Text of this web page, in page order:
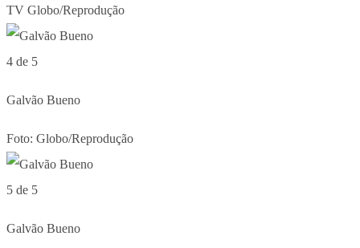
TV Globo/Reprodução
4 de 5
Galvão Bueno
Foto: Globo/Reprodução
5 de 5
Galvão Bueno